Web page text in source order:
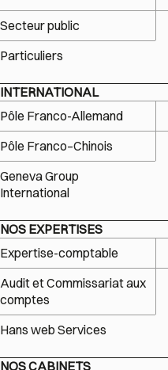
Secteur public
Particuliers
INTERNATIONAL
Pôle Franco-Allemand
Pôle Franco–Chinois
Geneva Group
International
NOS EXPERTISES
Expertise-comptable
Audit et Commissariat aux
comptes
Hans web Services
NOS CABINETS